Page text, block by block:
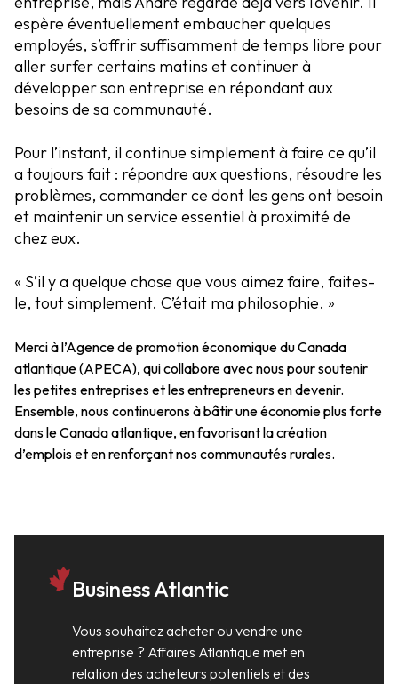
espère éventuellement embaucher quelques
employés, s’offrir suffisamment de temps libre pour
aller surfer certains matins et continuer à
développer son entreprise en répondant aux
besoins de sa communauté.
Pour l’instant, il continue simplement à faire ce qu’il
a toujours fait : répondre aux questions, résoudre les
problèmes, commander ce dont les gens ont besoin
et maintenir un service essentiel à proximité de
chez eux.
« S’il y a quelque chose que vous aimez faire, faites-
le, tout simplement. C’était ma philosophie. »
Merci à l’Agence de promotion économique du Canada
atlantique (APECA), qui collabore avec nous pour soutenir
les petites entreprises et les entrepreneurs en devenir.
Ensemble, nous continuerons à bâtir une économie plus forte
dans le Canada atlantique, en favorisant la création
d’emplois et en renforçant nos communautés rurales.
Business Atlantic
Vous souhaitez acheter ou vendre une
entreprise ? Affaires Atlantique met en
relation des acheteurs potentiels et des